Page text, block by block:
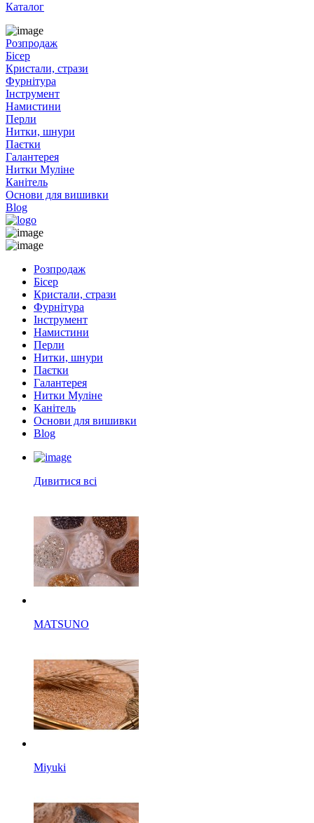
Каталог
Розпродаж
Бісер
Кристали, стрази
Фурнітура
Інструмент
Намистини
Перли
Нитки, шнури
Паєтки
Галантерея
Нитки Муліне
Канітель
Основи для вишивки
Blog
Розпродаж
Бісер
Кристали, стрази
Фурнітура
Інструмент
Намистини
Перли
Нитки, шнури
Паєтки
Галантерея
Нитки Муліне
Канітель
Основи для вишивки
Blog
Дивитися всі
MATSUNO
Miyuki